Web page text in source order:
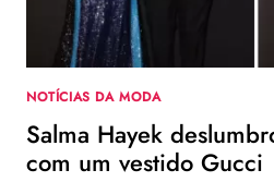
NOTÍCIAS DA MODA
Salma Hayek
com um vestido Gucci